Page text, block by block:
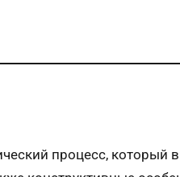
процесс, который